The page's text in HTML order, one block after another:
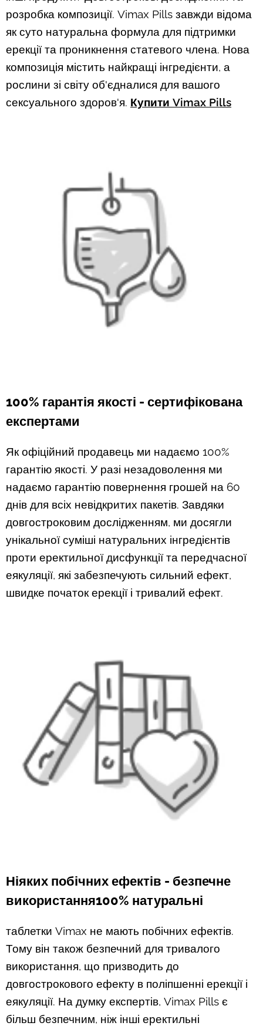
розробка композиції. Vimax Pills завжди відома
як суто натуральна формула для підтримки
ерекції та проникнення статевого члена. Нова
композиція містить найкращі інгредієнти, а
рослини зі світу об'єдналися для вашого
сексуального здоров'я. Купити Vimax Pills
100% гарантія якості - сертифікована
експертами
Як офіційний продавець ми надаємо 100%
гарантію якості. У разі незадоволення ми
надаємо гарантію повернення грошей на 60
днів для всіх невідкритих пакетів. Завдяки
довгостроковим дослідженням, ми досягли
унікальної суміші натуральних інгредієнтів
проти еректильної дисфункції та передчасної
еякуляції, які забезпечують сильний ефект,
швидке початок ерекції і тривалий ефект.
Ніяких побічних ефектів - безпечне
використання100% натуральні
таблетки Vimax не мають побічних ефектів.
Тому він також безпечний для тривалого
використання, що призводить до
довгострокового ефекту в поліпшенні ерекції і
еякуляції. На думку експертів, Vimax Pills є
більш безпечним, ніж інші еректильні